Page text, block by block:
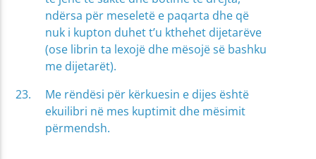
ndërsa për meseletë e paqarta dhe që
nuk i kupton duhet t’u kthehet dijetarëve
(ose librin ta lexojë dhe mësojë së bashku
me dijetarët).
Me rëndësi për kërkuesin e dijes është
ekuilibri në mes kuptimit dhe mësimit
përmendsh.